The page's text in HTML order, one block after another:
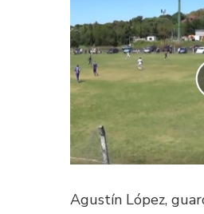
Agustín López,